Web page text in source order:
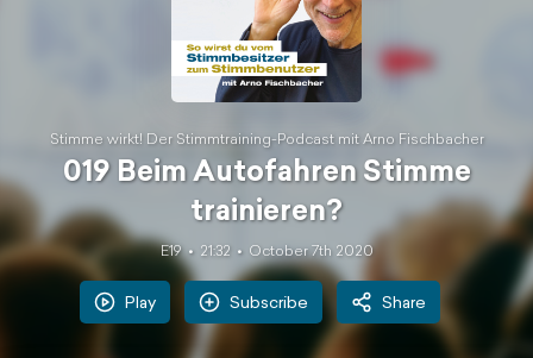
Stimme wirkt! Der Stimmtraining-Podcast mit Arno Fischbacher
019 Beim Autofahren Stimme
trainieren?
E19 21:32 October 7th 2020
Play Subscribe Share